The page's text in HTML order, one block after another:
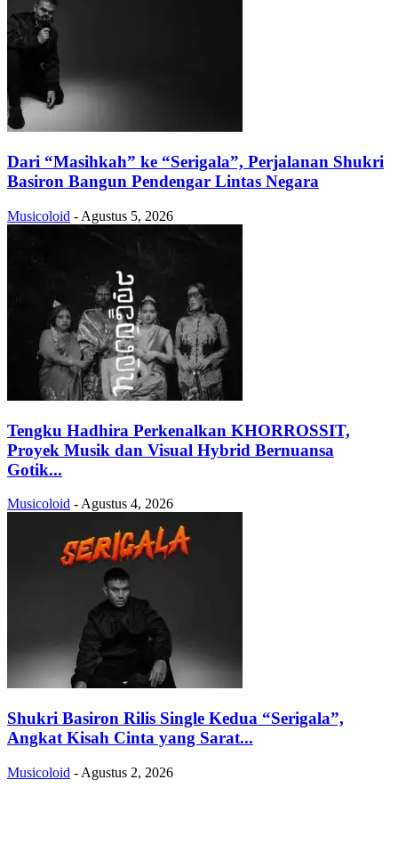
Dari “Masihkah” ke “Serigala”, Perjalanan Shukri
Basiron Bangun Pendengar Lintas Negara
Musicoloid - Agustus 5, 2026
Tengku Hadhira Perkenalkan KHORROSSIT,
Proyek Musik dan Visual Hybrid Bernuansa
Gotik...
Musicoloid - Agustus 4, 2026
Shukri Basiron Rilis Single Kedua “Serigala”,
Angkat Kisah Cinta yang Sarat...
Musicoloid - Agustus 2, 2026